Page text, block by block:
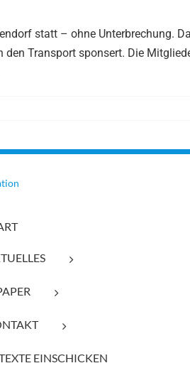
statt – ohne Unterbrechung.
Transport sponsert. Die
EINSCHICKEN